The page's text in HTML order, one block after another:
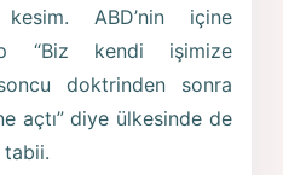
ABD’nin içine
“Biz kendi işimize
doktrinden sonra
açtı” diye ülkesinde de
tabii.